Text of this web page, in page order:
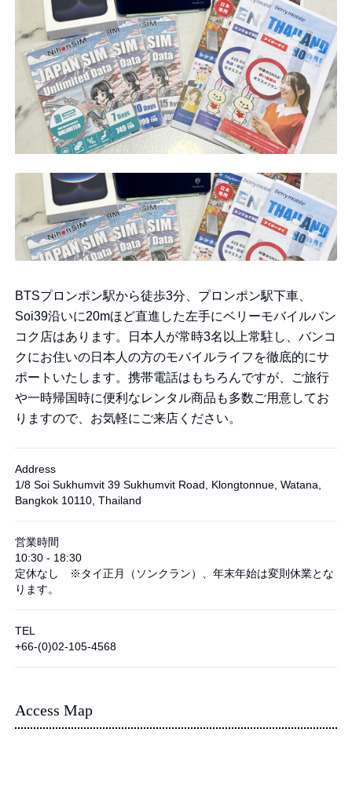
BTSプロンポン駅から徒歩3分、プロンポン駅下車、
Soi39沿いに20mほど直進した左手にベリーモバイルバン
コク店はあります。日本人が常時3名以上常駐し、バンコ
クにお住いの日本人の方のモバイルライフを徹底的にサ
ポートいたします。携帯電話はもちろんですが、ご旅行
や一時帰国時に便利なレンタル商品も多数ご用意してお
りますので、お気軽にご来店ください。
Address
1/8 Soi Sukhumvit 39 Sukhumvit Road, Klongtonnue, Watana,
Bangkok 10110, Thailand
営業時間
10:30 - 18:30
定休なし ※タイ正月（ソンクラン）、年末年始は変則休業とな
ります。
TEL
+66-(0)02-105-4568
Access Map